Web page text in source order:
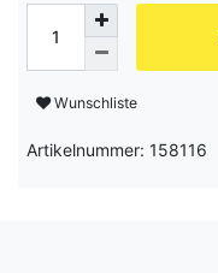
Wunschliste
Artikelnummer: 158116